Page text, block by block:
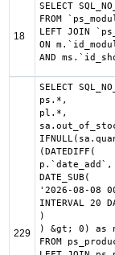
18
SELECT
FROM
LEFT JOIN
ON
AND
229
SELECT
ps.*,
pl.*,
(DATEDIFF(
p.`date_add`,
DATE_SUB(
'2026-08-08
INTERVAL 20
)
) &gt; 0) as
FROM